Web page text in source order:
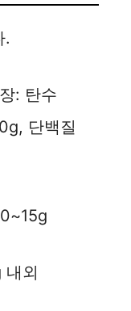
.
: 탄수
단백질
외